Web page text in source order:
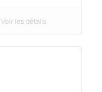
Voir les détails